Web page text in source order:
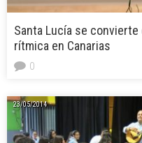
Santa Lucía se
rítmica en Canarias
0
23/05/2014